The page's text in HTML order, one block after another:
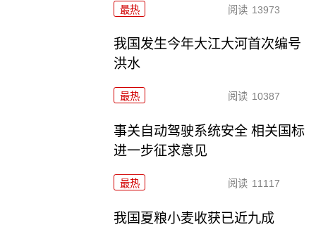
最热 阅读 13973
我国发生今年大江大河首次编号
洪水
最热 阅读 10387
事关自动驾驶系统安全 相关国标
进一步征求意见
最热 阅读 11117
我国夏粮小麦收获已近九成